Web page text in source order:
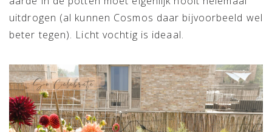
uitdrogen (al kunnen Cosmos daar bijvoorbeeld wel
beter tegen). Licht vochtig is ideaal.